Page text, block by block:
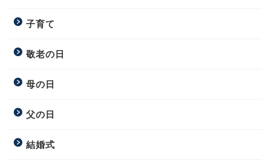
子育て
敬老の日
母の日
父の日
結婚式